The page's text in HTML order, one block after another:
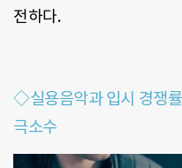
전하다.
◇실용음악과 입시 경쟁
극소수